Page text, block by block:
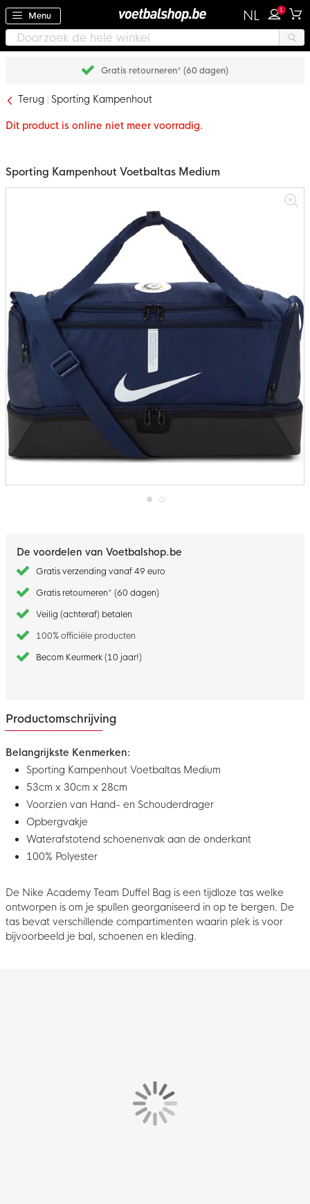
Menu NL 1
Gratis retourneren* (60 dagen)
Terug Sporting Kampenhout
Dit product is online niet meer voorradig.
begin
van
afbeeldingen-
gallerij
Sporting Kampenhout Voetbaltas Medium
De voordelen van Voetbalshop.be
Gratis verzending vanaf 49 euro
Gratis retourneren* (60 dagen)
Veilig (achteraf) betalen
100% officiële producten
Becom Keurmerk (10 jaar!)
Productomschrijving
Belangrijkste Kenmerken:
Sporting Kampenhout Voetbaltas Medium
53cm x 30cm x 28cm
Voorzien van Hand- en Schouderdrager
Opbergvakje
Waterafstotend schoenenvak aan de onderkant
100% Polyester
De Nike Academy Team Duffel Bag is een tijdloze tas welke
ontworpen is om je spullen georganiseerd in op te bergen. De
tas bevat verschillende compartimenten waarin plek is voor
bijvoorbeeld je bal, schoenen en kleding.